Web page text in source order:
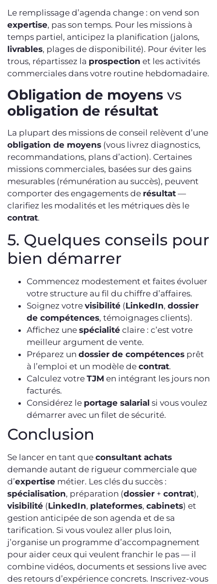
Le remplissage d’agenda change : on vend son
expertise, pas son temps. Pour les missions à
temps partiel, anticipez la planification (jalons,
livrables, plages de disponibilité). Pour éviter les
trous, répartissez la prospection et les activités
commerciales dans votre routine hebdomadaire.
Obligation de moyens vs
obligation de résultat
La plupart des missions de conseil relèvent d’une
obligation de moyens (vous livrez diagnostics,
recommandations, plans d’action). Certaines
missions commerciales, basées sur des gains
mesurables (rémunération au succès), peuvent
comporter des engagements de résultat —
clarifiez les modalités et les métriques dès le
contrat.
5. Quelques conseils pour
bien démarrer
Commencez modestement et faites évoluer
votre structure au fil du chiffre d’affaires.
Soignez votre visibilité (LinkedIn, dossier
de compétences, témoignages clients).
Affichez une spécialité claire : c’est votre
meilleur argument de vente.
Préparez un dossier de compétences prêt
à l’emploi et un modèle de contrat.
Calculez votre TJM en intégrant les jours non
facturés.
Considérez le portage salarial si vous voulez
démarrer avec un filet de sécurité.
Conclusion
Se lancer en tant que consultant achats
demande autant de rigueur commerciale que
d’expertise métier. Les clés du succès :
spécialisation, préparation (dossier + contrat),
visibilité (LinkedIn, plateformes, cabinets) et
gestion anticipée de son agenda et de sa
tarification. Si vous voulez aller plus loin,
j’organise un programme d’accompagnement
pour aider ceux qui veulent franchir le pas — il
combine vidéos, documents et sessions live avec
des retours d’expérience concrets. Inscrivez-vous